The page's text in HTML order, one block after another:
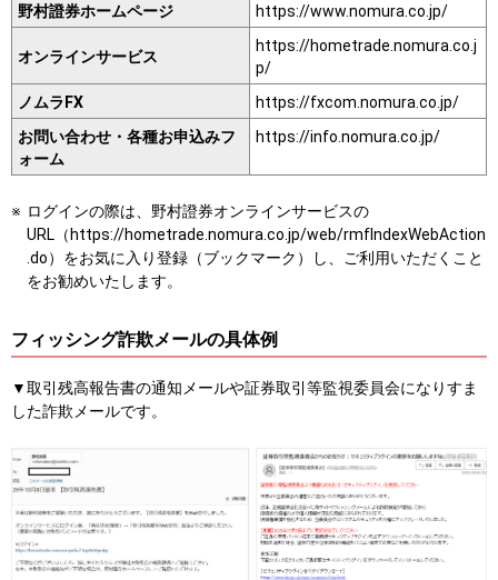
野村證券ホームページ https://www.nomura.co.jp/
オンラインサービス
https://hometrade.nomura.co.j
p/
ノムラFX
https://fxcom.nomura.co.jp/
お問い合わせ・各種お申込みフ
ォーム
https://info.nomura.co.jp/
ログインの際は、野村證券オンラインサービスの
URL（https://hometrade.nomura.co.jp/web/rmfIndexWebAction
.do）をお気に入り登録（ブックマーク）し、ご利用いただくこと
をお勧めいたします。
フィッシング詐欺メールの具体例
▼取引残高報告書の通知メールや証券取引等監視委員会になりすま
した詐欺メールです。